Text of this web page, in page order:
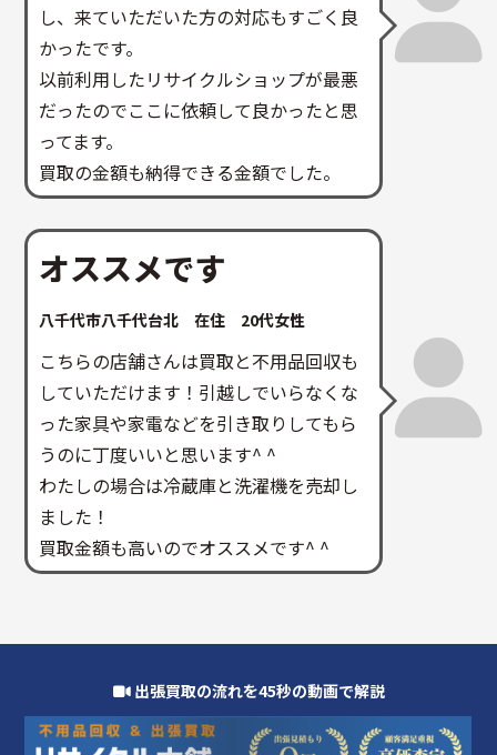
し、来ていただいた方の対応もすごく良
かったです。
以前利用したリサイクルショップが最悪
だったのでここに依頼して良かったと思
ってます。
買取の金額も納得できる金額でした。
オススメです
八千代市八千代台北 在住 20代女性
こちらの店舗さんは買取と不用品回収も
していただけます！引越しでいらなくな
った家具や家電などを引き取りしてもら
うのに丁度いいと思います^ ^
わたしの場合は冷蔵庫と洗濯機を売却し
ました！
買取金額も高いのでオススメです^ ^
出張買取の流れを45秒の動画で解説